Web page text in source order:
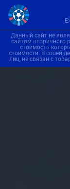
Данный сайт не
сайтом вторичного
стоимость
стоимости. В своей
лиц, не связан с